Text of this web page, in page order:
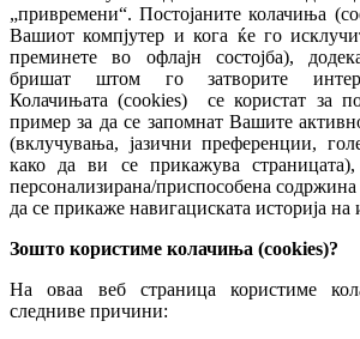
„привремени“. Постојаните колачиња
Вашиот компјутер и кога ќе го
преминете во офлајн состојба),
бришат штом го затворите
Колачињата (cookies) се користат за
пример за да се запомнат Вашите
(вклучувања, јазични преференции,
како да ви се прикажува
персонализирана/приспособена
да се прикаже навигациската историја на
Зошто користиме колачиња (cookies)?
На оваа веб страница користиме
следниве причини: